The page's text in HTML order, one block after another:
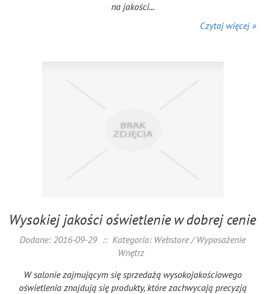
na jakości...
Czytaj więcej »
Wysokiej jakości oświetlenie w dobrej cenie
Dodane: 2016-09-29 :: Kategoria: Webstore / Wyposażenie
Wnętrz
W salonie zajmującym się sprzedażą wysokojakościowego
oświetlenia znajdują się produkty, które zachwycają precyzją